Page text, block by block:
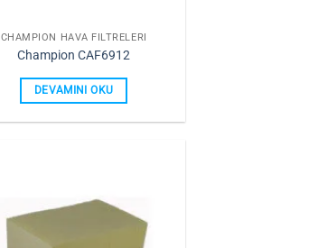
CHAMPION HAVA FILTRELERI
Champion CAF6912
DEVAMINI OKU